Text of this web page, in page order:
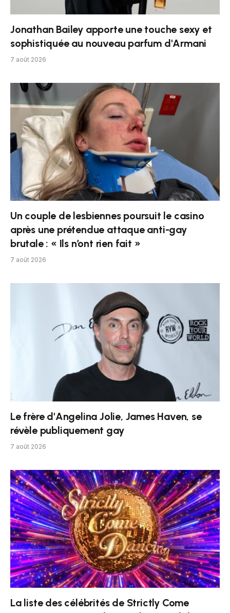
Jonathan Bailey apporte une touche sexy et
sophistiquée au nouveau parfum d'Armani
7 août 2026
Un couple de lesbiennes poursuit le casino
après une prétendue attaque anti-gay
brutale : « Ils n’ont rien fait »
7 août 2026
Le frère d'Angelina Jolie, James Haven, se
révèle publiquement gay
7 août 2026
La liste des célébrités de Strictly Come